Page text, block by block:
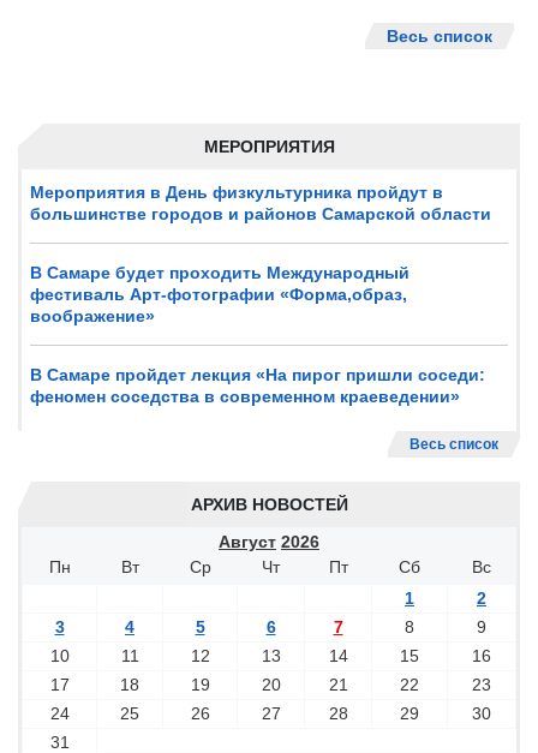
МЕРОПРИЯТИЯ
Мероприятия в День физкультурника пройдут в
большинстве городов и районов Самарской области
В Самаре будет проходить Международный
фестиваль Арт-фотографии «Форма,образ,
воображение»
В Самаре пройдет лекция «На пирог пришли соседи:
феномен соседства в современном краеведении»
Весь список
АРХИВ НОВОСТЕЙ
Август 2026
Пн
Вт Ср Чт Пт Сб
Вс
1
2
3
4 5 6 7 8
9
10
11 12 13 14 15
16
17
18 19 20 21 22
23
24
25 26 27 28 29
30
31
Весь список